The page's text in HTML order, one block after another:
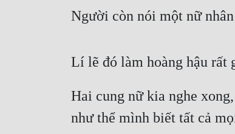
Người còn nói một nữ
Lí lẽ đó làm hoàng hậu rất
Hai cung nữ kia nghe
như thể mình biết tất cả